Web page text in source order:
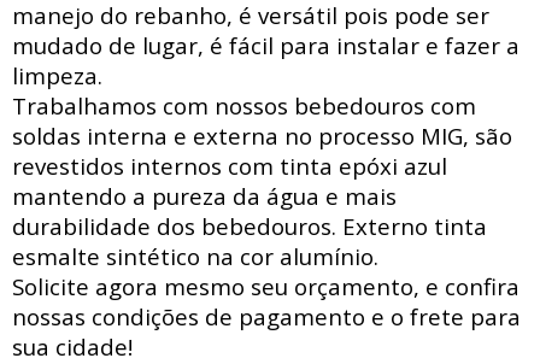
manejo do rebanho, é versátil pois pode ser
mudado de lugar, é fácil para instalar e fazer a
limpeza.
Trabalhamos com nossos bebedouros com
soldas interna e externa no processo MIG, são
revestidos internos com tinta epóxi azul
mantendo a pureza da água e mais
durabilidade dos bebedouros. Externo tinta
esmalte sintético na cor alumínio.
Solicite agora mesmo seu orçamento, e confira
nossas condições de pagamento e o frete para
sua cidade!